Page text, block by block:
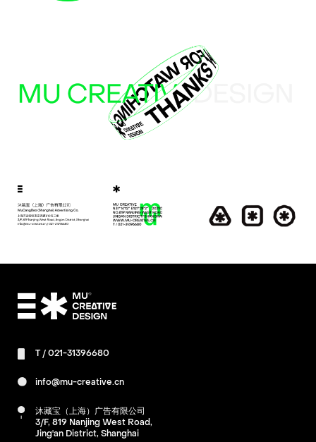
T / 021-31396680
info@mu-creative.cn
沐藏宝（上海）广告有限公司
3/F, 819 Nanjing West Road,
Jing'an District, Shanghai